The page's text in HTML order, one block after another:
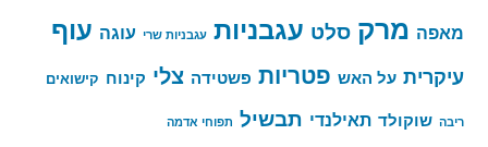
מאפה מרק סלט עגבניות עגבניות שרי עוגה עוף
עיקרית על האש פטריות פשטידה צלי קינוח קישואים
ריבה שוקולד תאילנדי תבשיל תפוחי אדמה